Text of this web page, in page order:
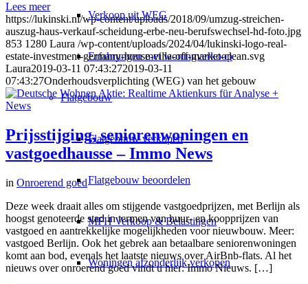
Verkoop uit WEG
Erfahrungen met woningverkoop
Flatgebouw
Flatgebouw verkopen
Flatgebouw beoordelen
MFH Verkoop & Belastingen
Woningen afzonderlijk verkopen
Lees meer
https://lukinski.nl/wp-content/uploads/2018/09/umzug-streichen-
auszug-haus-verkauf-scheidung-erbe-neu-berufswechsel-hd-foto.jpg
853 1280 Laura /wp-content/uploads/2024/04/lukinski-logo-real-
estate-investment-germany-house-villa-off-market-clean.svg
Laura2019-03-11 07:43:272019-03-11
07:43:27Onderhoudsverplichting (WEG) van het gebouw
Prijsstijging, seniorenwoningen en
vastgoedhausse – Immo News
in Onroerend goed
Deze week draait alles om stijgende vastgoedprijzen, met Berlijn als
hoogst genoteerde stad in termen van huur- en koopprijzen van
vastgoed en aantrekkelijke mogelijkheden voor nieuwbouw. Meer:
vastgoed Berlijn. Ook het gebrek aan betaalbare seniorenwoningen
komt aan bod, evenals het laatste nieuws over AirBnb-flats. Al het
nieuws over onroerend goed vindt u hier: Immo Nieuws. […]